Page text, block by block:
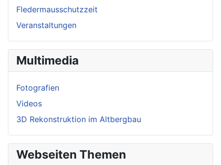
Fledermausschutzzeit
Veranstaltungen
Multimedia
Fotografien
Videos
3D Rekonstruktion im Altbergbau
Webseiten Themen